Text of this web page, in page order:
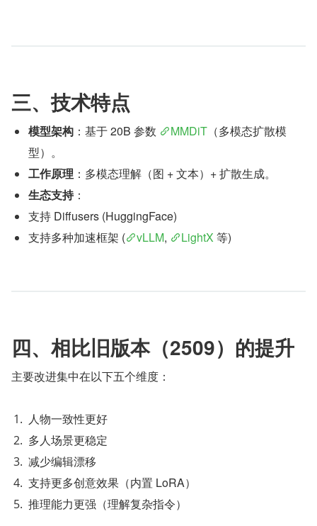
三、技术特点
模型架构 ：基于 20B 参数 MMDiT （多模态扩散模
型）。
工作原理 ：多模态理解（图 + 文本）+ 扩散生成。
生态支持：
支持 Diffusers (HuggingFace)
支持多种加速框架 (
vLLM, LightX 等)
四、相比旧版本（2509）的提升
主要改进集中在以下五个维度：
人物一致性更好
多人场景更稳定
减少编辑漂移
支持更多创意效果（内置 LoRA）
推理能力更强（理解复杂指令）